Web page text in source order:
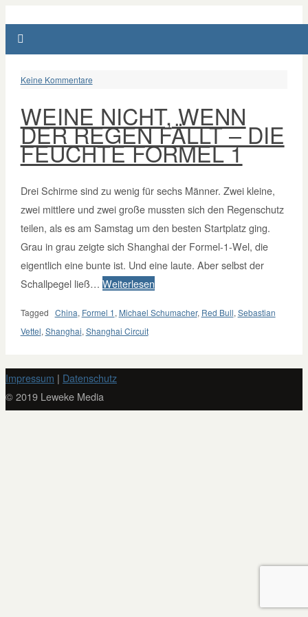
Keine Kommentare
WEINE NICHT, WENN
DER REGEN FÄLLT – DIE
FEUCHTE FORMEL 1
Drei Schirme sind zu wenig für sechs Männer. Zwei kleine,
zwei mittlere und zwei große mussten sich den Regenschutz
teilen, als es am Samstag um den besten Startplatz ging.
Grau in grau zeigte sich Shanghai der Formel-1-Wel, die
eigentlich eine bunte ist. Und eine laute. Aber selbst der
Schallpegel ließ… Weiterlesen
Tagged China, Formel 1, Michael Schumacher, Red Bull, Sebastian
Vettel, Shanghai, Shanghai Circuit
Impressum | Datenschutz
© 2019 Leweke Media